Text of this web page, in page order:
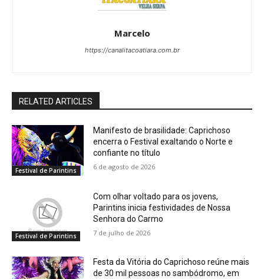
Marcelo
https://canalitacoatiara.com.br
RELATED ARTICLES
Festival de Parintins
Manifesto de brasilidade: Caprichoso
encerra o Festival exaltando o Norte e
confiante no título
6 de agosto de 2026
Festival de Parintins
Com olhar voltado para os jovens,
Parintins inicia festividades de Nossa
Senhora do Carmo
7 de julho de 2026
Festa da Vitória do Caprichoso reúne mais
de 30 mil pessoas no sambódromo, em